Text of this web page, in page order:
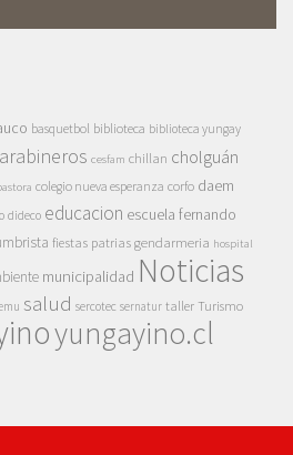
basquetbol biblioteca biblioteca yungay
cesfam chillan cholguán
colegio nueva esperanza corfo daem
dideco educacion escuela fernando
fiestas patrias gendarmeria hospital
municipalidad Noticias
salud sercotec sernatur taller Turismo
yungayino.cl